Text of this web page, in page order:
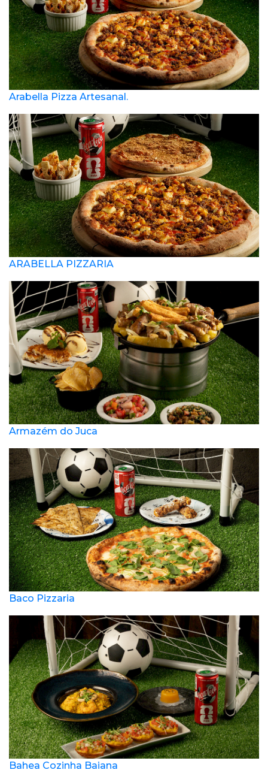
Arabella Pizza Artesanal.
ARABELLA PIZZARIA
Armazém do Juca
Baco Pizzaria
Bahea Cozinha Baiana